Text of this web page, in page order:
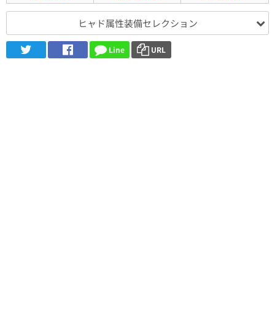
ヒャド属性装備セレクション
Line URL